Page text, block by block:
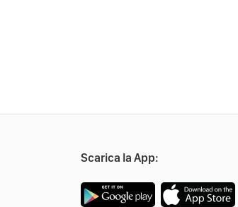
Scarica la App: